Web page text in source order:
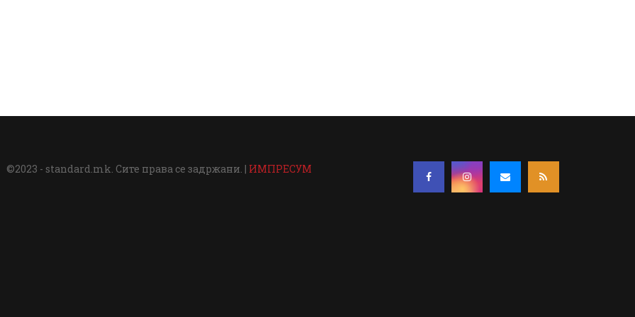
©2023 - standard.mk. Сите права се задржани. | ИМПРЕСУМ